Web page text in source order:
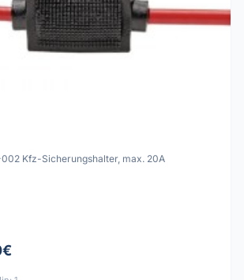
Kfz-Sicherungshalter, max. 20A